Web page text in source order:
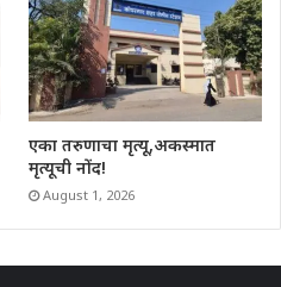
एका तरुणाचा मृत्यू,अकस्मात
मृत्यूची नोंद!
August 1, 2026